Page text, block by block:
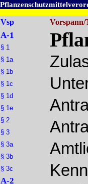
Vsp Vorspann/
A-1
§ 1
§ 1a
§ 1b
§ 1c
§ 1d
§ 1e
§ 2
§ 3
§ 3a
§ 3b
§ 3c
A-2